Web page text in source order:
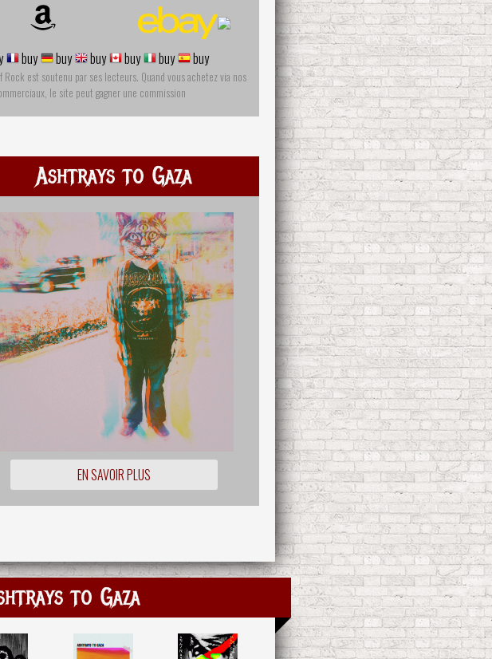
buy buy buy buy buy buy
Rock est soutenu par ses lecteurs. Quand vous achetez via nos
le site peut gagner une commission
Ashtrays to Gaza
EN SAVOIR PLUS
to Gaza